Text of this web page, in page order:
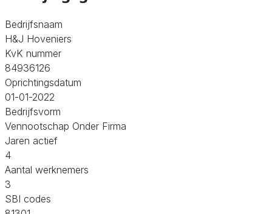
Bedrijfsnaam
H&J Hoveniers
KvK nummer
84936126
Oprichtingsdatum
01-01-2022
Bedrijfsvorm
Vennootschap Onder Firma
Jaren actief
4
Aantal werknemers
3
SBI codes